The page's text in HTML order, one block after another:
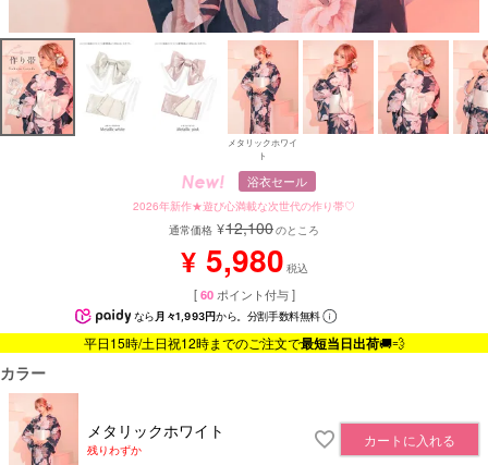
メタリックホワイ
ト
浴衣セール
2026年新作★遊び心満載な次世代の作り帯♡
通常価格 ¥12,100のところ
¥ 5,980 税込
[ 60 ポイント付与 ]
なら月々1,993円から。分割手数料無料
平日15時/土日祝12時までのご注文で最短当日出荷🚚💨
カラー
メタリックホワイト
残りわずか
カートに入れる